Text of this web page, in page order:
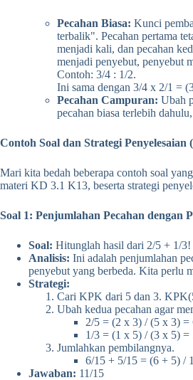
Pecahan Biasa: Kunci
terbalik". Pecahan pertama
menjadi kali, dan pecahan
menjadi penyebut, penyebut
Contoh: 3/4 : 1/2.
Ini sama dengan 3/4 x 2/1 =
Pecahan Campuran: Ubah
pecahan biasa terlebih
Contoh Soal dan Strategi Penyelesaian
Mari kita bedah beberapa contoh soal
materi KD 3.1 K13, beserta strategi
Soal 1: Penjumlahan Pecahan dengan
Soal: Hitunglah hasil dari 2/5 + 1/3!
Analisis: Ini adalah penjumlahan
penyebut yang berbeda. Kita perlu
Strategi:
Cari KPK dari 5 dan 3.
Ubah kedua pecahan agar
2/5 = (2 x 3) / (5 x 3) =
1/3 = (1 x 5) / (3 x 5) =
Jumlahkan pembilangnya.
6/15 + 5/15 = (6 + 5) /
Jawaban: 11/15